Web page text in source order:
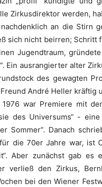
Zir­kus­di­rek­tor wer­den,
an die Stirn
sich nicht beir­ren;
Jugend­traum,
Ein aus­ran­gier­ter alter
des gewag­ten
André Hel­ler kräf­tig
war Pre­mie­re mit
des Uni­ver­sums“ - eine
Som­mer“. Danach
die 70er Jah­re war, ist
Aber zunächst gab es
ver­ließ den Zir­kus,
bei den Wie­ner